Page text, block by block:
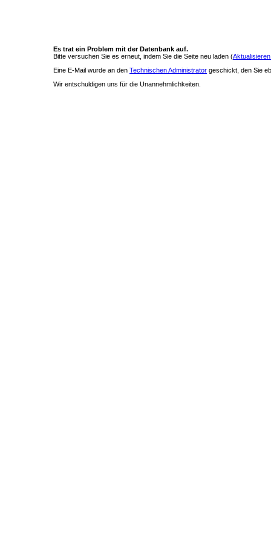
Es trat ein Problem mit der Datenbank auf.
Bitte versuchen Sie es erneut, indem Sie die Seite neu laden (
Eine E-Mail wurde an den Technischen Administrator geschickt, den Sie
Wir entschuldigen uns für die Unannehmlichkeiten.